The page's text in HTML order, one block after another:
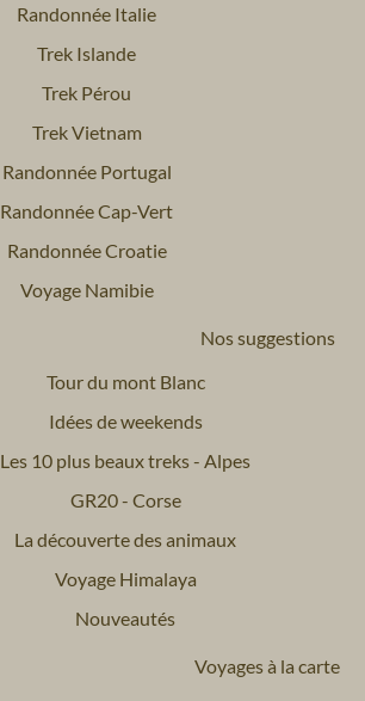
Randonnée Italie
Trek Islande
Trek Pérou
Trek Vietnam
Randonnée Portugal
Randonnée Cap-Vert
Randonnée Croatie
Voyage Namibie
Nos suggestions
Tour du mont Blanc
Idées de weekends
Les 10 plus beaux treks - Alpes
GR20 - Corse
La découverte des animaux
Voyage Himalaya
Nouveautés
Voyages à la carte